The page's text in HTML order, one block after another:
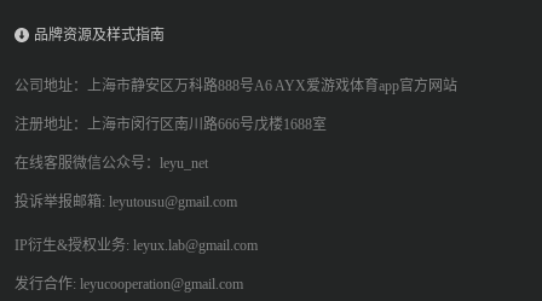
品牌资源及样式指南
公司地址：上海市静安区万科路888号A6 AYX爱游戏体育app官方网站
注册地址：上海市闵行区南川路666号戊楼1688室
在线客服微信公众号：leyu_net
投诉举报邮箱: leyutousu@gmail.com
IP衍生&授权业务: leyux.lab@gmail.com
发行合作: leyucooperation@gmail.com